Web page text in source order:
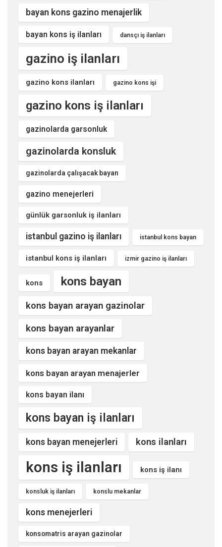
bayan kons gazino menajerlik
bayan kons iş ilanları dansçı iş ilanları
gazino iş ilanları
gazino kons ilanları gazino kons işi
gazino kons iş ilanları
gazinolarda garsonluk
gazinolarda konsluk
gazinolarda çalışacak bayan
gazino menejerleri
günlük garsonluk iş ilanları
istanbul gazino iş ilanları istanbul kons bayan
istanbul kons iş ilanları izmir gazino iş ilanları
kons kons bayan
kons bayan arayan gazinolar
kons bayan arayanlar
kons bayan arayan mekanlar
kons bayan arayan menajerler
kons bayan ilanı
kons bayan iş ilanları
kons bayan menejerleri kons ilanları
kons iş ilanları kons iş ilanı
konsluk iş ilanları konslu mekanlar
kons menejerleri
konsomatris arayan gazinolar